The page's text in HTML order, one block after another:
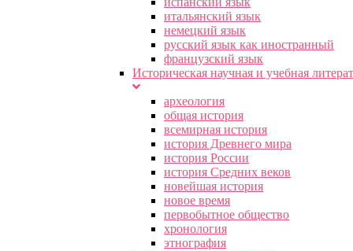
итальянский язык
немецкий язык
русский язык как иностранный
французский язык
Историческая научная и учебная
археология
общая история
всемирная история
история Древнего мира
история России
история Средних веков
новейшая история
новое время
первобытное общество
хронология
этнография